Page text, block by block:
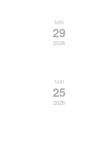
MAI
29
2026
MAI
25
2026